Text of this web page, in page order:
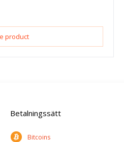
product
Betalningssätt
Bitcoins